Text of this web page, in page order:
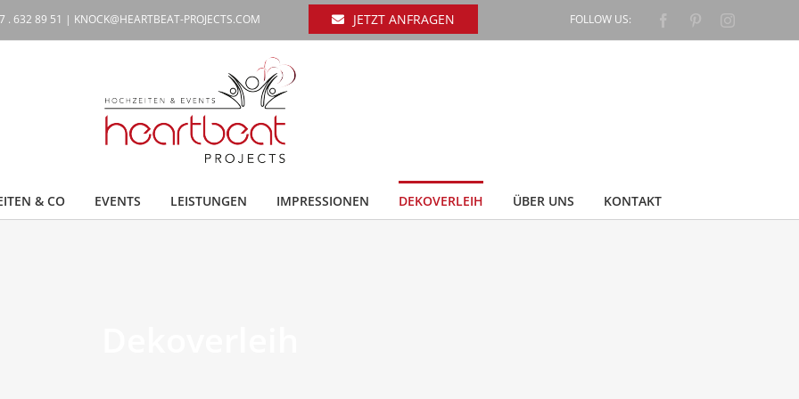
. 632 89 51 | KNOCK@HEARTBEAT-PROJECTS.COM JETZT ANFRAGEN FOLLOW US: FacebookPinterestInstagram
& CO EVENTS LEISTUNGEN IMPRESSIONEN DEKOVERLEIH ÜBER UNS KONTAKT